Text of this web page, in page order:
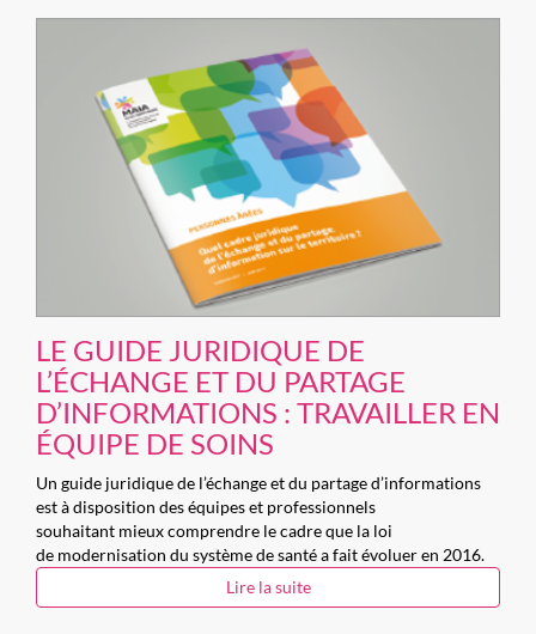
LE GUIDE JURIDIQUE DE
L’ÉCHANGE ET DU PARTAGE
D’INFORMATIONS : TRAVAILLER EN
ÉQUIPE DE SOINS
Un guide juridique de l’échange et du partage d’informations
est à disposition des équipes et professionnels
souhaitant mieux comprendre le cadre que la loi
de modernisation du système de santé a fait évoluer en 2016.
Lire la suite